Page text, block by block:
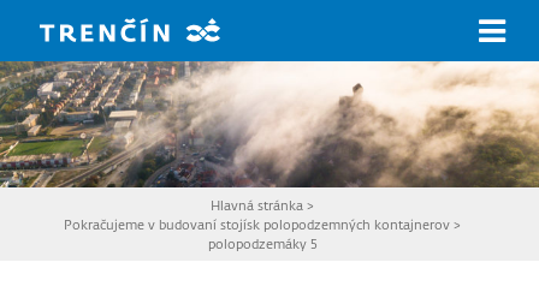
Hlavná stránka >
Pokračujeme v budovaní stojísk polopodzemných kontajnerov >
polopodzemáky 5